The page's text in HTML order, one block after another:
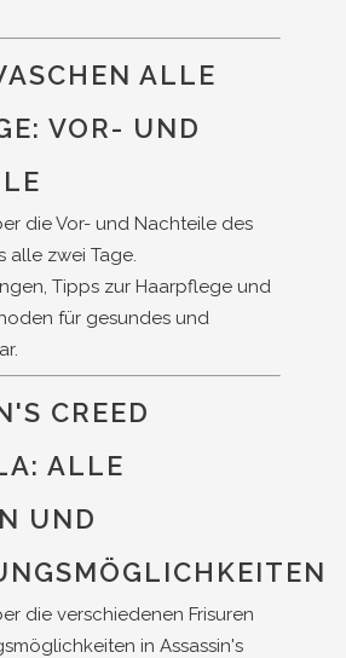
ALLE
VOR- UND
die Vor- und Nachteile des
alle zwei Tage.
Tipps zur Haarpflege und
für gesundes und
CREED
ALLE
UND
die verschiedenen Frisuren
in Assassin's